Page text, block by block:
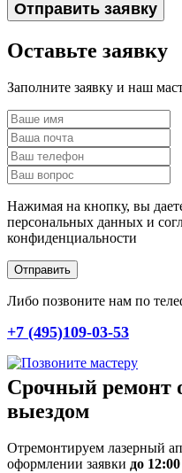
Отправить заявку
Оставьте заявку
Заполните заявку и наш
Нажимая на кнопку, вы
персональных данных и
конфиденциальности
Отправить
Либо позвоните нам по
+7 (495)109-03-53
Срочный ремонт
выездом
Отремонтируем лазерный
оформлении заявки до 12:00